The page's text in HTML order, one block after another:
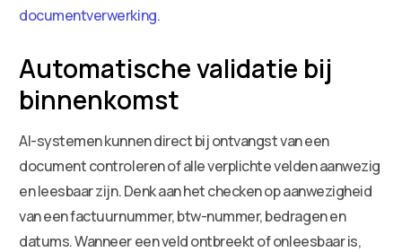
documentverwerking.
Automatische validatie bij
binnenkomst
AI-systemen kunnen direct bij ontvangst van een
document controleren of alle verplichte velden aanwezig
en leesbaar zijn. Denk aan het checken op aanwezigheid
van een factuurnummer, btw-nummer, bedragen en
datums. Wanneer een veld ontbreekt of onleesbaar is,